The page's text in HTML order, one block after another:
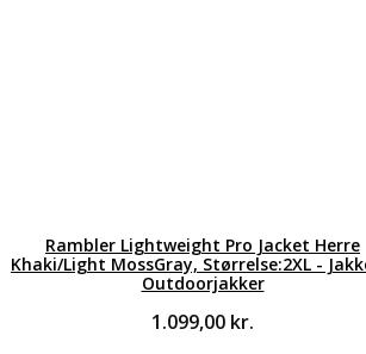
Rambler Lightweight Pro Jacket Herre
Khaki/Light MossGray, Størrelse:2XL -
Outdoorjakker
1.099,00 kr.